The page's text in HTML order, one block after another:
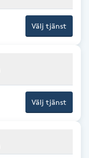
Välj tjänst
Välj tjänst